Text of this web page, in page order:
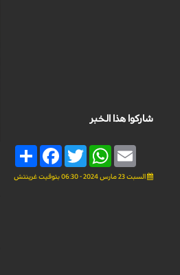
شاركوا هذا الخبر
Share
FacebookTwitter
WhatsAppEmail
السبت 23 مارس 2024 - 06:30 بتوقيت غرينتش